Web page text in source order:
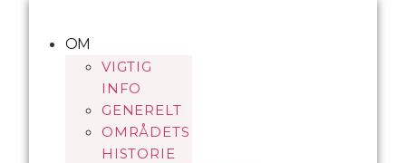
OM
VIGTIG
INFO
GENERELT
OMRÅDETS
HISTORIE